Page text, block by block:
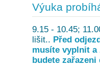
Výuka
9.15 - 10.45;
lišit.. Před
musíte vyplnit a
budete